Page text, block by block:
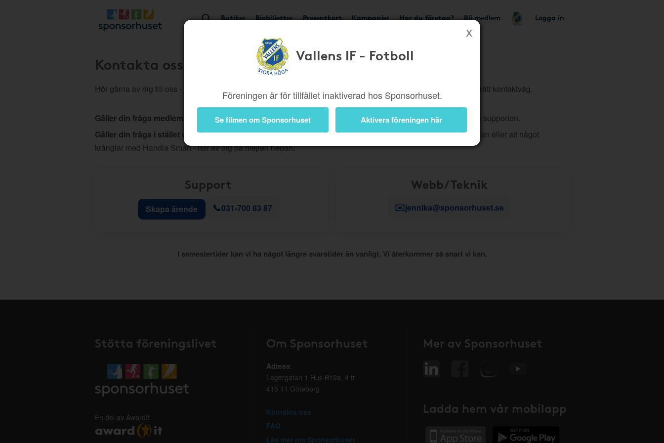
Butiker Biobiljetter Presentkort Kampanjer Har du företag? Bli medlem Logga in
Vallens IF - Fotboll
Föreningen är för tillfället inaktiverad hos Sponsorhuset.
Se filmen om Sponsorhuset Aktivera föreningen här
Kontakta oss
Hör gärna av dig till oss - vi hjälper dig snabbt vidare. För att du ska få rätt hjälp direkt är det viktigt att du väljer rätt kontaktväg.
Gäller din fråga medlemskap, köp, beställningar eller andra kundserviceärenden?Skapa då ett ärende till supporten.
Gäller din fråga i stället webb eller teknik- till exempel problem i appen, en länk som inte fungerar på hemsidan eller att något
krånglar med Handla Smart - hör av dig på mejlen nedan.
Support
Skapa ärende 📞031-700 83 87
Webb/Teknik
✉️jennika@sponsorhuset.se
I semestertider kan vi ha något längre svarstider än vanligt. Vi återkommer så snart vi kan.
Stötta föreningslivet
En del av AwardIt
Om Sponsorhuset
Adress:
Lagergatan 1 Hus B19a, 4 tr
415 11 Göteborg
Kontakta oss
FAQ
Läs mer om Sponsorhuset
Mer av Sponsorhuset
Ladda hem vår mobilapp